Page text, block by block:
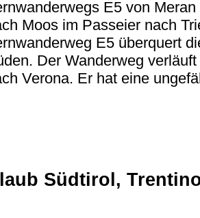
E5 von
Moos im Passeier nach
E5 überquert
Der Wanderweg
Verona. Er hat eine
Südtirol,